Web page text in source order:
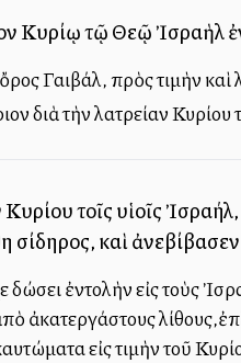
Κυρίῳ τῷ Θεῷ Ἰσραὴλ
Γαιβάλ, πρὸς τιμὴν
διὰ τὴν λατρείαν
τοῖς υἱοῖς
σίδηρος, καὶ
ἐντολὴν εἰς τοὺς
ἀκατεργάστους
εἰς τιμὴν τοῦ